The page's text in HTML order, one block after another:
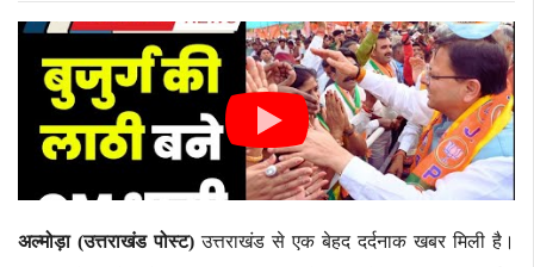
अल्मोड़ा (उत्तराखंड पोस्ट) उत्तराखंड से एक बेहद दर्दनाक खबर मिली है।